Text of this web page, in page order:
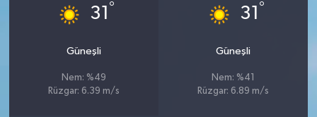
31 °
Güneşli
Nem: %49
Rüzgar: 6.39 m/s
31 °
Güneşli
Nem: %41
Rüzgar: 6.89 m/s